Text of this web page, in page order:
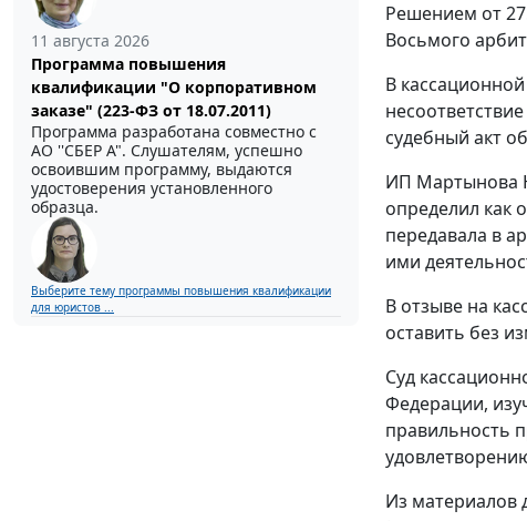
11 августа 2026
Программа повышения
квалификации "О корпоративном
заказе" (223-ФЗ от 18.07.2011)
Программа разработана совместно с
АО ''СБЕР А". Слушателям, успешно
освоившим программу, выдаются
удостоверения установленного
образца.
Выберите тему программы повышения квалификации
для юристов ...
Решением от
Восьмого
В
судебный акт
ИП Мартынова
определил как
передавала в
ими
В отзыве на
оставить без
Суд
Федерации,
правильность
Из материалов